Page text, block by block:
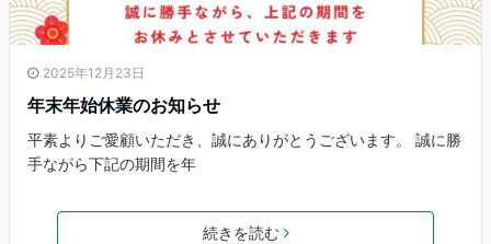
2025年12月23日
年末年始休業のお知らせ
平素よりご愛顧いただき、誠にありがとうございます。 誠に勝
手ながら下記の期間を年
続きを読む